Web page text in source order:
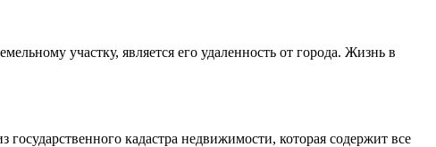
участку, является его удаленность от города. Жизнь в
кадастра недвижимости, которая содержит все